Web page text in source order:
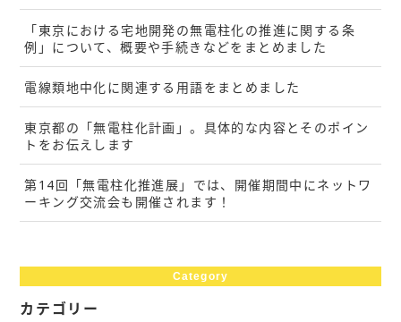
「東京における宅地開発の無電柱化の推進に関する条
例」について、概要や手続きなどをまとめました
電線類地中化に関連する用語をまとめました
東京都の「無電柱化計画」。具体的な内容とそのポイン
トをお伝えします
第14回「無電柱化推進展」では、開催期間中にネットワ
ーキング交流会も開催されます！
Category
カテゴリー